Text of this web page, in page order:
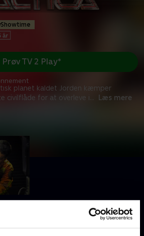
planet kaldet Jorden kæmper
civilflåde for at overleve i
Læs mere
Prøv TV 2 Play*